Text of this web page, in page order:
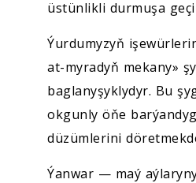
üstünlikli durmuşa
Ýurdumyzyň
at-myradyň mekany»
baglanyşyklydyr. Bu
okgunly öňe
düzümlerini
Ýanwar — maý